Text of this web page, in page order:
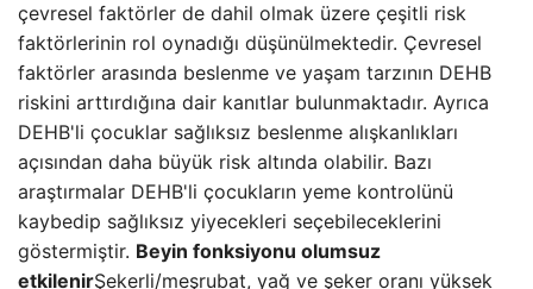
çevresel faktörler de dahil olmak üzere çeşitli risk
faktörlerinin rol oynadığı düşünülmektedir. Çevresel
faktörler arasında beslenme ve yaşam tarzının DEHB
riskini arttırdığına dair kanıtlar bulunmaktadır. Ayrıca
DEHB'li çocuklar sağlıksız beslenme alışkanlıkları
açısından daha büyük risk altında olabilir. Bazı
araştırmalar DEHB'li çocukların yeme kontrolünü
kaybedip sağlıksız yiyecekleri seçebileceklerini
göstermiştir. Beyin fonksiyonu olumsuz
etkilenirŞekerli/meşrubat, yağ ve şeker oranı yüksek